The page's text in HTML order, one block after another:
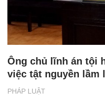
PHÁP LUẬT
Ông chủ lĩnh án tội
việc tật nguyền lầm